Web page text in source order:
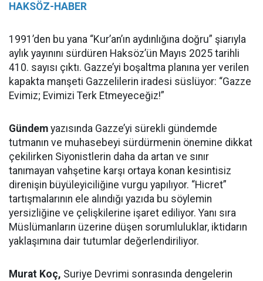
HAKSÖZ-HABER
1991’den bu yana “Kur’an’ın aydınlığına doğru” şiarıyla
aylık yayınını sürdüren Haksöz’ün Mayıs 2025 tarihli
410. sayısı çıktı. Gazze’yi boşaltma planına yer verilen
kapakta manşeti Gazzelilerin iradesi süslüyor: “Gazze
Evimiz; Evimizi Terk Etmeyeceğiz!”
Gündem yazısında Gazze’yi sürekli gündemde
tutmanın ve muhasebeyi sürdürmenin önemine dikkat
çekilirken Siyonistlerin daha da artan ve sınır
tanımayan vahşetine karşı ortaya konan kesintisiz
direnişin büyüleyiciliğine vurgu yapılıyor. “Hicret”
tartışmalarının ele alındığı yazıda bu söylemin
yersizliğine ve çelişkilerine işaret ediliyor. Yanı sıra
Müslümanların üzerine düşen sorumluluklar, iktidarın
yaklaşımına dair tutumlar değerlendiriliyor.
Murat Koç, Suriye Devrimi sonrasında dengelerin